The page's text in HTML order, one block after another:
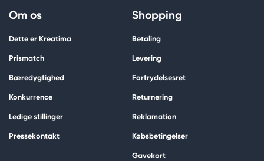
Om os
Dette er Kreatima
Prismatch
Bæredygtighed
Konkurrence
Ledige stillinger
Pressekontakt
Shopping
Betaling
Levering
Fortrydelsesret
Returnering
Reklamation
Købsbetingelser
Gavekort